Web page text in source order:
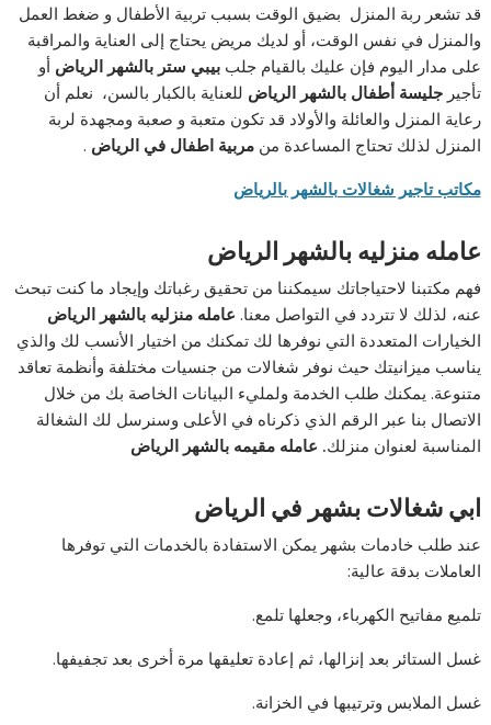
قد تشعر ربة المنزل بضيق الوقت بسبب تربية الأطفال و ضغط العمل
والمنزل في نفس الوقت، أو لديك مريض يحتاج إلى العناية والمراقبة
على مدار اليوم فإن عليك بالقيام جلببيبي ستر بالشهر الرياض أو
تأجيرجليسة أطفال بالشهر الرياض للعناية بالكبار بالسن، نعلم أن
رعاية المنزل والعائلة والأولاد قد تكون متعبة و صعبة ومجهدة لربة
المنزل لذلك تحتاج المساعدة منمربية اطفال في الرياض .
مكاتب تاجير شغالات بالشهر بالرياض
عامله منزليه بالشهر الرياض
فهم مكتبنا لاحتياجاتك سيمكننا من تحقيق رغباتك وإيجاد ما كنت تبحث
عنه، لذلك لا تتردد في التواصل معنا. عامله منزليه بالشهر الرياض
الخيارات المتعددة التي نوفرها لك تمكنك من اختيار الأنسب لك والذي
يناسب ميزانيتك حيث نوفر شغالات من جنسيات مختلفة وأنظمة تعاقد
متنوعة. يمكنك طلب الخدمة ولمليء البيانات الخاصة بك من خلال
الاتصال بنا عبر الرقم الذي ذكرناه في الأعلى وسنرسل لك الشغالة
المناسبة لعنوان منزلك. عامله مقيمه بالشهر الرياض
ابي شغالات بشهر في الرياض
عند طلب خادمات بشهر يمكن الاستفادة بالخدمات التي توفرها
العاملات بدقة عالية:
تلميع مفاتيح الكهرباء، وجعلها تلمع.
غسل الستائر بعد إنزالها، ثم إعادة تعليقها مرة أخرى بعد تجفيفها.
غسل الملابس وترتيبها في الخزانة.